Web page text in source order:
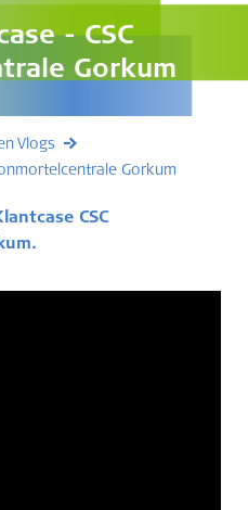
- CSC
Gorkum
Vlogs
Gorkum
CSC